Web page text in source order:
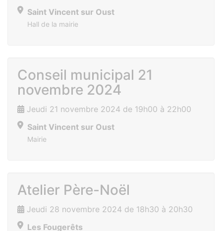
Saint Vincent sur Oust
Hall de la mairie
Conseil municipal 21
novembre 2024
Jeudi 21 novembre 2024 de 19h00 à 22h00
Saint Vincent sur Oust
Mairie
Atelier Père-Noël
Jeudi 28 novembre 2024 de 18h30 à 20h30
Les Fougerêts